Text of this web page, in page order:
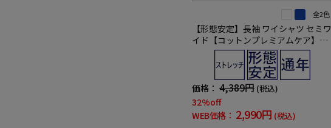
全2色
【形態安定】長袖 ワイシャツ セミワ
イド【コットンプレミアムケア】織
柄無地 リッケンバッカー 通年
価格： 4,389円 (税込)
32%off
WEB価格： 2,990円 (税込)